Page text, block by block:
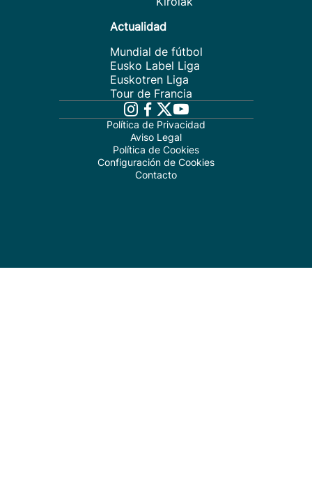
Actualidad
Mundial de fútbol
Eusko Label Liga
Euskotren Liga
Tour de Francia
Política de Privacidad
Aviso Legal
Política de Cookies
Configuración de Cookies
Contacto